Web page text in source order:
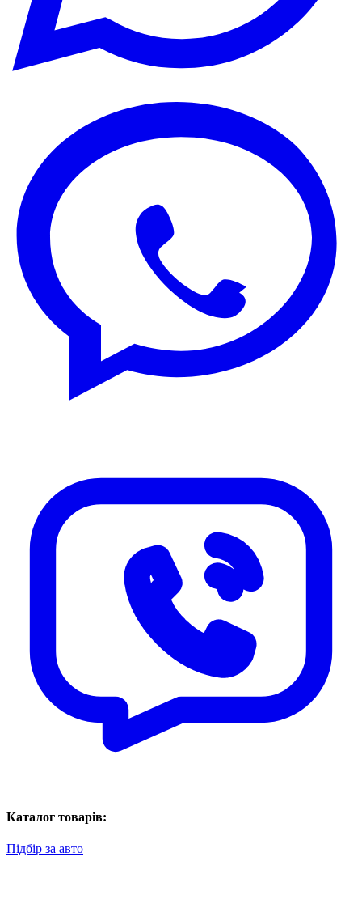
Каталог товарів:
Підбір за авто